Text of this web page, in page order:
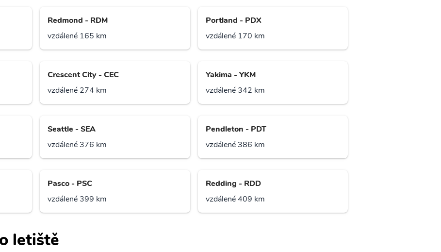
Redmond - RDM
vzdálené 165 km
Portland - PDX
vzdálené 170 km
Crescent City - CEC
vzdálené 274 km
Yakima - YKM
vzdálené 342 km
Seattle - SEA
vzdálené 376 km
Pendleton - PDT
vzdálené 386 km
Pasco - PSC
vzdálené 399 km
Redding - RDD
vzdálené 409 km
letiště